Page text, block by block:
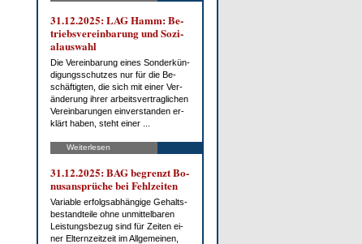
31.12.2025: LAG Hamm: Be­
triebs­ver­ein­ba­rung und So­zi­
al­aus­wahl
Die Ver­ein­ba­rung ei­nes Son­der­kün­
di­gungs­schut­zes nur für die Be­
schäf­tig­ten, die sich mit ei­ner Ver­
än­de­rung ih­rer ar­beits­ver­trag­li­chen
Ver­ein­ba­run­gen ein­ver­stan­den er­
klärt ha­ben, steht ei­ner ...
Weiterlesen
31.12.2025: BAG be­grenzt Bo­
nus­an­sprü­che bei Fehl­zei­ten
Va­ria­ble er­folgs­ab­hän­gi­ge Ge­halts­
be­stand­tei­le oh­ne un­mit­tel­ba­ren
Leis­tungs­be­zug sind für Zei­ten ei­
ner El­tern­zeit­zeit im All­ge­mei­nen,